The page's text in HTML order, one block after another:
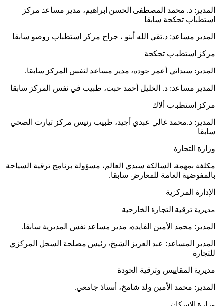
المدير: د. محمد المصطفى الحسن ابراهيم، مدير مساعد مركز
استطباب تجكجة سابقا
المدير مساعد: د.تقي الله أبنو ، جراح مركز استطباب روصو سابقا
مركز استطباب تجكجة
المدير: سيداتي أعمر جوده، مدير مساعد لنفس المركز سابقا.
المدير مساعد: د. الخليل أحمد حبت، طبيب في نفس المركز سابقا
مركز استطباب ألاك
المدير: د.محمد غالي عبدي أجيد، طبيب رئيس مركز تيارت الصحي
سابقا
وزارة التجارة
مكلفة بمهمة: السالكة سيدي العالم، مسؤولة برنامج ترقية السياحة
بالمفوضية العامة للمعارض سابقا.
الإدارة المركزية
مديرية ترقية التجارة الخارجية
المدير: محمد الأمين الفايده، مدير مساعد نفس المديرية سابقا.
المدير المساعد: عبد العزيز الشيخ، رئيس مصلحة السجل المركزي
للتجارة
مديرية المقاييس وترقية الجودة
المدير: محمد الأمين ولد شامخ، أستاذ جامعي.
وزارة الإسكان